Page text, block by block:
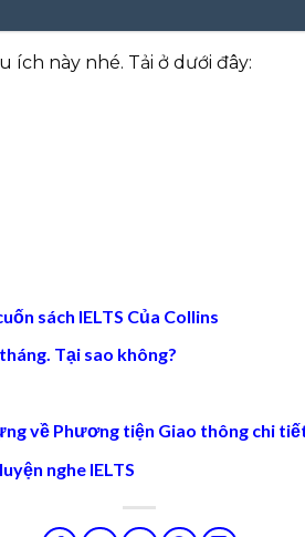
ích này nhé. Tải ở dưới đây:
sách IELTS Của Collins
Tại sao không?
về Phương tiện Giao thông chi
nghe IELTS